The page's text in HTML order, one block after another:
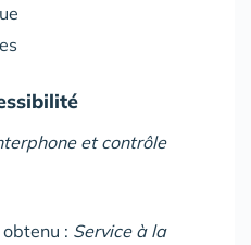
et contrôle
: Service à la